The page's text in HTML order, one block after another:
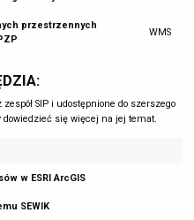
przestrzennych
WMS
SIP i udostępnione do szerszego
się więcej na jej temat.
w ESRI ArcGIS
SEWIK